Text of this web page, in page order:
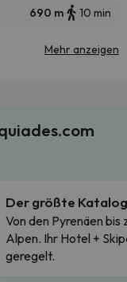
690 m 10 min
Mehr anzeigen
Der größte Katalog
Von den Pyrenäen bis
Alpen. Ihr Hotel +
geregelt.